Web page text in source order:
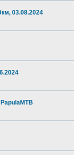
03.08.2024